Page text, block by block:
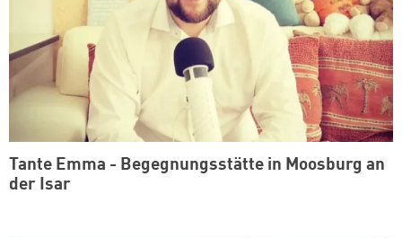
Tante Emma - Begegnungsstätte in Moosburg an
der Isar